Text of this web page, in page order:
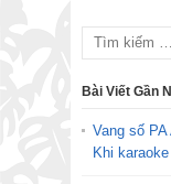
Bài Viết Gần
Vang số
Khi